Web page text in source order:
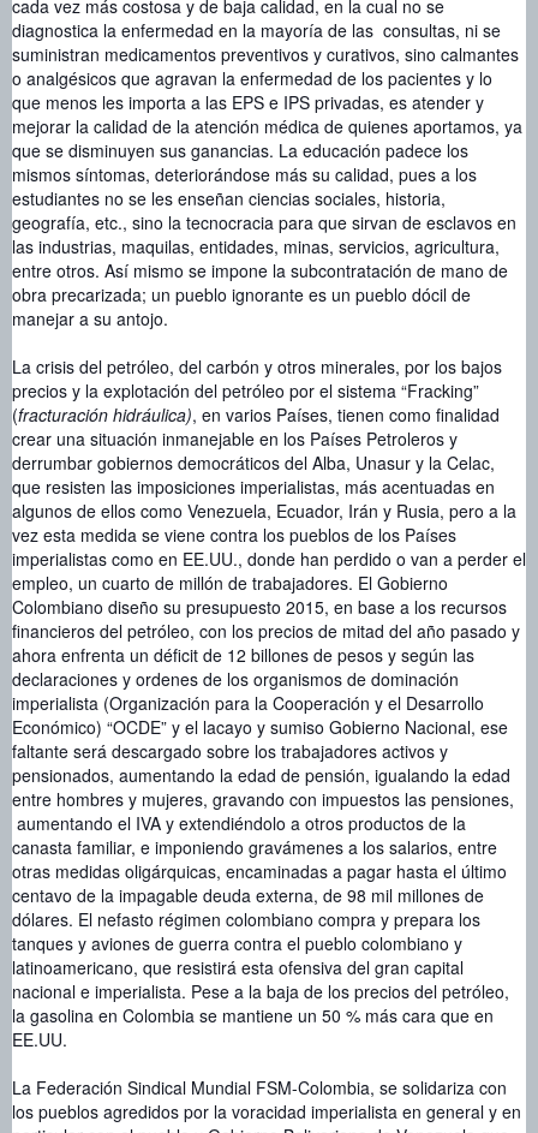
cada vez más costosa y de baja calidad, en la cual no se
diagnostica la enfermedad en la mayoría de las consultas, ni se
suministran medicamentos preventivos y curativos, sino calmantes
o analgésicos que agravan la enfermedad de los pacientes y lo
que menos les importa a las EPS e IPS privadas, es atender y
mejorar la calidad de la atención médica de quienes aportamos, ya
que se disminuyen sus ganancias. La educación padece los
mismos síntomas, deteriorándose más su calidad, pues a los
estudiantes no se les enseñan ciencias sociales, historia,
geografía, etc., sino la tecnocracia para que sirvan de esclavos en
las industrias, maquilas, entidades, minas, servicios, agricultura,
entre otros. Así mismo se impone la subcontratación de mano de
obra precarizada; un pueblo ignorante es un pueblo dócil de
manejar a su antojo.
La crisis del petróleo, del carbón y otros minerales, por los bajos
precios y la explotación del petróleo por el sistema “Fracking”
(fracturación hidráulica), en varios Países, tienen como finalidad
crear una situación inmanejable en los Países Petroleros y
derrumbar gobiernos democráticos del Alba, Unasur y la Celac,
que resisten las imposiciones imperialistas, más acentuadas en
algunos de ellos como Venezuela, Ecuador, Irán y Rusia, pero a la
vez esta medida se viene contra los pueblos de los Países
imperialistas como en EE.UU., donde han perdido o van a perder el
empleo, un cuarto de millón de trabajadores. El Gobierno
Colombiano diseño su presupuesto 2015, en base a los recursos
financieros del petróleo, con los precios de mitad del año pasado y
ahora enfrenta un déficit de 12 billones de pesos y según las
declaraciones y ordenes de los organismos de dominación
imperialista (Organización para la Cooperación y el Desarrollo
Económico) “OCDE” y el lacayo y sumiso Gobierno Nacional, ese
faltante será descargado sobre los trabajadores activos y
pensionados, aumentando la edad de pensión, igualando la edad
entre hombres y mujeres, gravando con impuestos las pensiones,
aumentando el IVA y extendiéndolo a otros productos de la
canasta familiar, e imponiendo gravámenes a los salarios, entre
otras medidas oligárquicas, encaminadas a pagar hasta el último
centavo de la impagable deuda externa, de 98 mil millones de
dólares. El nefasto régimen colombiano compra y prepara los
tanques y aviones de guerra contra el pueblo colombiano y
latinoamericano, que resistirá esta ofensiva del gran capital
nacional e imperialista. Pese a la baja de los precios del petróleo,
la gasolina en Colombia se mantiene un 50 % más cara que en
EE.UU.
La Federación Sindical Mundial FSM-Colombia, se solidariza con
los pueblos agredidos por la voracidad imperialista en general y en